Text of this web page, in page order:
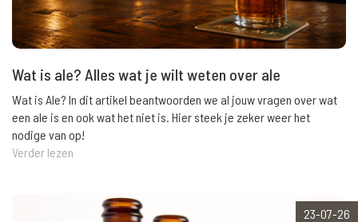
Wat is ale? Alles wat je wilt weten over ale
Wat is Ale? In dit artikel beantwoorden we al jouw vragen over wat
een ale is en ook wat het niet is. Hier steek je zeker weer het
nodige van op!
Verder lezen
23-07-26